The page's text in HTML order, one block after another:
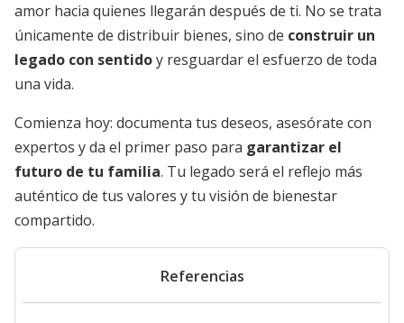
amor hacia quienes llegarán después de ti. No se trata
únicamente de distribuir bienes, sino de construir un
legado con sentidoy resguardar el esfuerzo de toda
una vida.
Comienza hoy: documenta tus deseos, asesórate con
expertos y da el primer paso para garantizar el
futuro de tu familia. Tu legado será el reflejo más
auténtico de tus valores y tu visión de bienestar
compartido.
Referencias